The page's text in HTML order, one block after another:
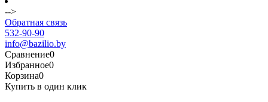
-->
Обратная связь
532-90-90
info@bazilio.by
Сравнение0
Избранное0
Корзина0
Купить в один клик